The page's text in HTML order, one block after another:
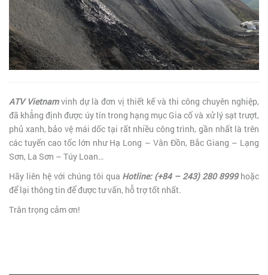
ATV Vietnamvinh dự là đơn vị thiết kế và thi công chuyên nghiệp,
đã khẳng định được úy tín trong hạng mục Gia cố và xử lý sạt trượt,
phủ xanh, bảo vệ mái dốc tại rất nhiều công trình, gần nhất là trên
các tuyến cao tốc lớn như Hạ Long – Vân Đồn, Bắc Giang – Lạng
Sơn, La Sơn – Túy Loan…
Hãy liên hệ với chúng tôi qua Hotline: (+84 – 243) 280 8999hoặc
để lại thông tin để được tư vấn, hỗ trợ tốt nhất.
Trân trọng cảm ơn!